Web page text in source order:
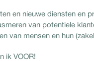
en nieuwe diensten en
van potentiele
van mensen en hun
ik VOOR!